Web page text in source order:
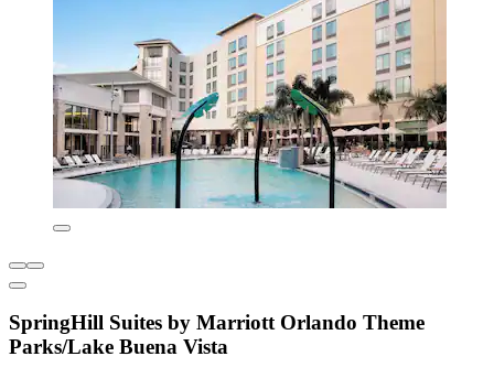
SpringHill Suites by Marriott Orlando Theme
Parks/Lake Buena Vista